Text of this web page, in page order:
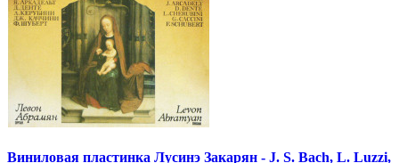
Виниловая пластинка Лусинэ Закарян - J. S. Bach, L. Luzzi,